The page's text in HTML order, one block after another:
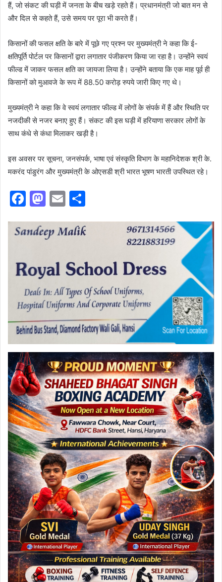
हैं, जो संकट की घड़ी में जनता के बीच खड़े रहते हैं। प्रधानमंत्री जो बात मन से
और दिल से कहते हैं, उसे समय पर पूरा भी करते हैं।
किसानों की फसल क्षति के बारे में पूछे गए प्रश्न पर मुख्यमंत्री ने कहा कि ई-
क्षतिपूर्ति पोर्टल पर किसानों द्वारा लगातार पंजीकरण किया जा रहा है। उन्होंने स्वयं
फील्ड में जाकर फसल क्षति का जायजा लिया है। उन्होंने बताया कि एक माह पूर्व ही
किसानों को मुआवजे के रूप में 88.50 करोड़ रुपये जारी किए गए थे।
मुख्यमंत्री ने कहा कि वे स्वयं लगातार फील्ड में लोगों के संपर्क में हैं और स्थिति पर
नजदीकी से नजर बनाए हुए हैं। संकट की इस घड़ी में हरियाणा सरकार लोगों के
साथ कंधे से कंधा मिलाकर खड़ी है।
इस अवसर पर सूचना, जनसंपर्क, भाषा एवं संस्कृति विभाग के महानिदेशक श्री के.
मकरंद पांडुरंग और मुख्यमंत्री के ओएसडी श्री भारत भूषण भारती उपस्थित रहे।
F
c
b
o
o
k
M
st
o
d
o
n
E
ai ar